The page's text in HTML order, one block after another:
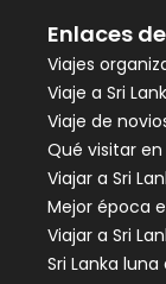
Enlaces
Viajes
Viaje a Sri
Viaje de
Qué visitar en
Viajar a Sri
Mejor época
Viajar a Sri
Sri Lanka